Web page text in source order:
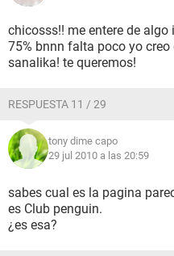
chicosss!! me entere de
75% bnnn falta poco yo
sanalika! te queremos!
RESPUESTA 11 / 29
tony dime capo
29 jul 2010 a las 20:59
sabes cual es la pagina
es Club penguin.
¿es esa?